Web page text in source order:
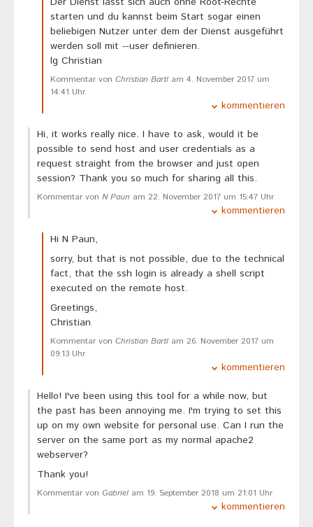
starten und du kannst beim Start sogar einen
beliebigen Nutzer unter dem der Dienst ausgeführt
werden soll mit --user definieren.
lg Christian
Kommentar von Christian Bartl am 4. November 2017 um
14:41 Uhr
kommentieren
Hi, it works really nice. I have to ask, would it be
possible to send host and user credentials as a
request straight from the browser and just open
session? Thank you so much for sharing all this.
Kommentar von N Paun am 22. November 2017 um 15:47 Uhr
kommentieren
Hi N Paun,
sorry, but that is not possible, due to the technical
fact, that the ssh login is already a shell script
executed on the remote host.
Greetings,
Christian
Kommentar von Christian Bartl am 26. November 2017 um
09:13 Uhr
kommentieren
Hello! I've been using this tool for a while now, but
the past has been annoying me. I'm trying to set this
up on my own website for personal use. Can I run the
server on the same port as my normal apache2
webserver?
Thank you!
Kommentar von Gabriel am 19. September 2018 um 21:01 Uhr
kommentieren